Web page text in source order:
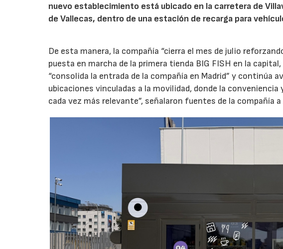
nuevo establecimiento está ubicado en la carretera de
de Vallecas, dentro de una estación de recarga para
De esta manera, la compañía “cierra el mes de julio
puesta en marcha de la primera tienda BIG FISH en la
“consolida la entrada de la compañía en Madrid” y continúa
ubicaciones vinculadas a la movilidad, donde la
cada vez más relevante”, señalaron fuentes de la compañía